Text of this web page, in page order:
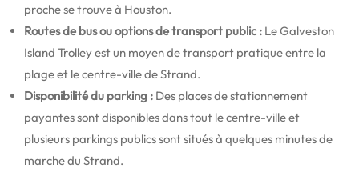
proche se trouve à Houston.
Routes de bus ou options de transport public : Le Galveston
Island Trolley est un moyen de transport pratique entre la
plage et le centre-ville de Strand.
Disponibilité du parking : Des places de stationnement
payantes sont disponibles dans tout le centre-ville et
plusieurs parkings publics sont situés à quelques minutes de
marche du Strand.